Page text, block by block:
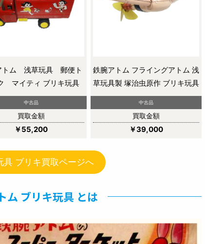
トム 浅草玩具 郵便ト
マイティ ブリキ玩具
中古品
買取金額
￥55,200
鉄腕アトム フライングアトム 浅
草玩具製 塚治虫原作 ブリキ玩具
中古品
買取金額
￥39,000
具 ブリキ買取ページへ
ム ブリキ玩具 とは